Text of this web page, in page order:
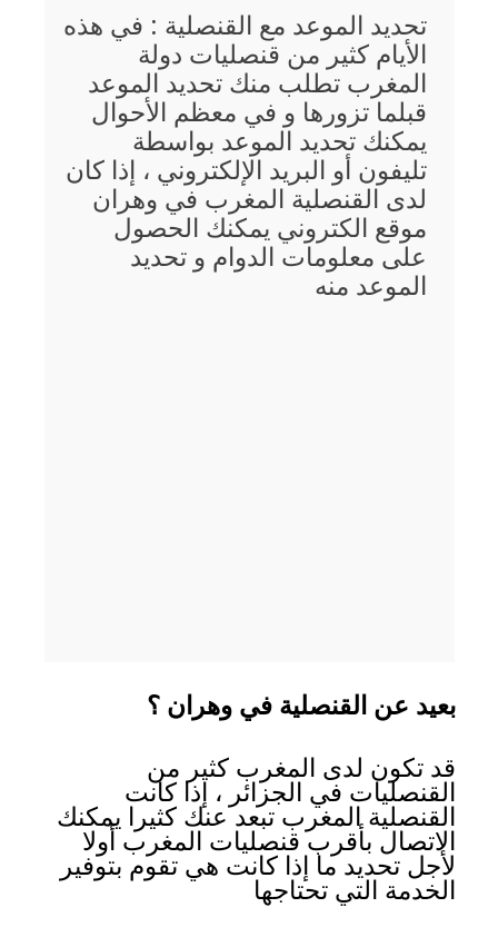
تحديد الموعد مع القنصلية : في هذه
الأيام كثير من قنصليات دولة
المغرب تطلب منك تحديد الموعد
قبلما تزورها و في معظم الأحوال
يمكنك تحديد الموعد بواسطة
تليفون أو البريد الإلكتروني ، إذا كان
لدى القنصلية المغرب في وهران
موقع الكتروني يمكنك الحصول
على معلومات الدوام و تحديد
الموعد منه
بعيد عن القنصلية في وهران ؟
قد تكون لدى المغرب كثير من
القنصليات في الجزائر ، إذا كانت
القنصلية المغرب تبعد عنك كثيرا يمكنك
الاتصال بأقرب قنصليات المغرب أولا
لأجل تحديد ما إذا كانت هي تقوم بتوفير
الخدمة التي تحتاجها